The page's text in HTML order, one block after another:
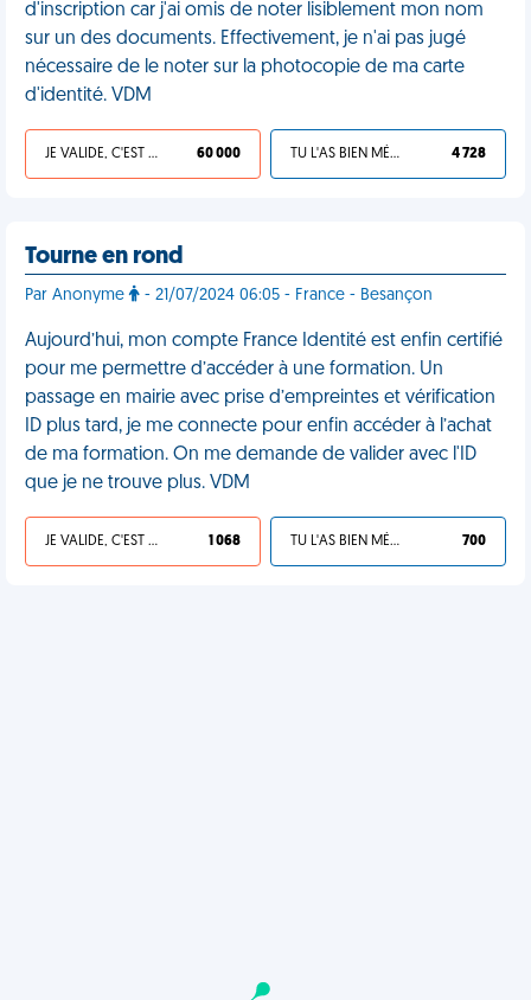
d'inscription car j'ai omis de noter lisiblement mon nom
sur un des documents. Effectivement, je n'ai pas jugé
nécessaire de le noter sur la photocopie de ma carte
d'identité. VDM
JE VALIDE, C'EST UNE VDM 60 000 TU L'AS BIEN MÉRITÉ 4 728
Tourne en rond
Par Anonyme - 21/07/2024 06:05 - France - Besançon
Aujourd’hui, mon compte France Identité est enfin certifié
pour me permettre d’accéder à une formation. Un
passage en mairie avec prise d’empreintes et vérification
ID plus tard, je me connecte pour enfin accéder à l’achat
de ma formation. On me demande de valider avec l'ID
que je ne trouve plus. VDM
JE VALIDE, C'EST UNE VDM 1 068 TU L'AS BIEN MÉRITÉ 700